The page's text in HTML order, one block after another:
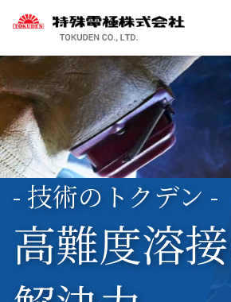
- 技術のトクデン -
高難度溶